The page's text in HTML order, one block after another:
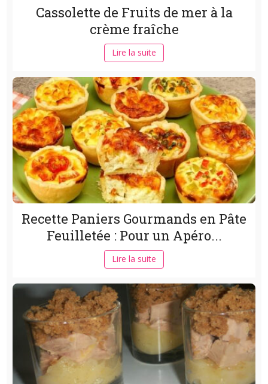
Cassolette de Fruits de mer à la
crème fraîche
Lire la suite
Recette Paniers Gourmands en Pâte
Feuilletée : Pour un Apéro...
Lire la suite